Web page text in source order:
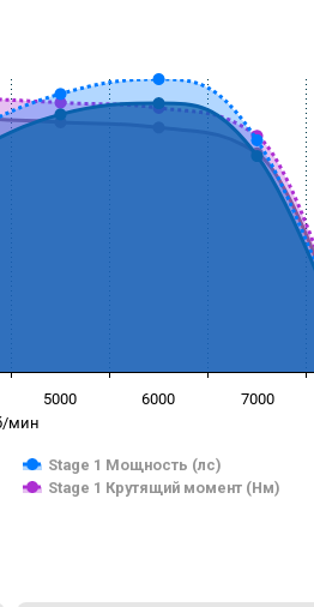
мин
Stage 1 Мощность (лс)
Stage 1 Крутящий момент (Нм)
5000 6000 7000